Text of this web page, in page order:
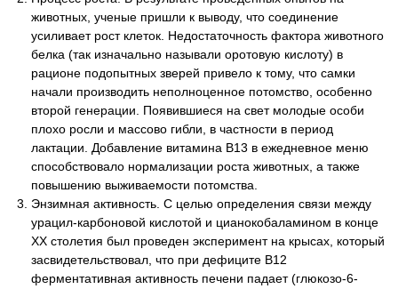
животных, ученые пришли к выводу, что соединение
усиливает рост клеток. Недостаточность фактора животного
белка (так изначально называли оротовую кислоту) в
рационе подопытных зверей привело к тому, что самки
начали производить неполноценное потомство, особенно
второй генерации. Появившиеся на свет молодые особи
плохо росли и массово гибли, в частности в период
лактации. Добавление витамина В13 в ежедневное меню
способствовало нормализации роста животных, а также
повышению выживаемости потомства.
Энзимная активность. С целью определения связи между
урацил-карбоновой кислотой и цианокобаламином в конце
XX столетия был проведен эксперимент на крысах, который
засвидетельствовал, что при дефиците В12
ферментативная активность печени падает (глюкозо-6-